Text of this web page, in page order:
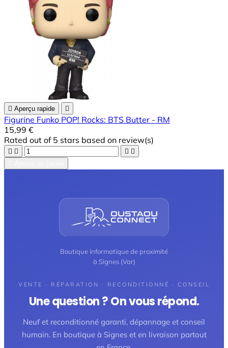
 Aperçu rapide 
Figurine Funko POP! Rocks: BTS Butter - RM
15,99 €
Rated out of 5 stars based on review(s)
   
Boutique informatique de proximité
à Signes (Var)
VENTE · RÉPARATION · RECONDITIONNÉ · CONSEIL
Une question ? On vous répond.
Neuf et reconditionné garanti, dépannage et conseil
humain. En boutique à Signes et en livraison partout